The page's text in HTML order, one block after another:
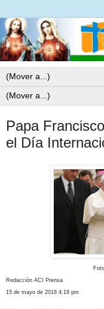
Papa
el Día
Redacción ACI Prensa
15 de mayo de 2018 4:19 pm